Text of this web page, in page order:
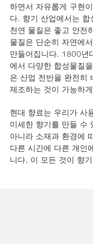
하면서 자유롭게 구현
다. 향기 산업에서는
천연 물질은 좋고 안전
물질은 단순히 자연에
만들어집니다. 1800년
에서 다양한 합성물질
은 산업 전반을 완전히
제조하는 것이 가능하
현대 향료는 우리가 사
미세한 향기를 만들 수
아니라 소재과 환경에
다른 시간에 다른 개인
니다. 이 모든 것이 향